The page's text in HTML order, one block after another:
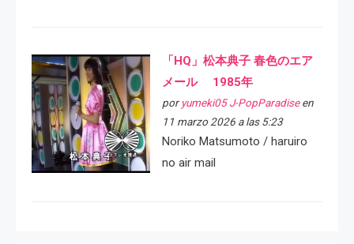
「HQ」松本典子 春色のエア
メール 1985年
por yumeki05 J-PopParadiseen
11 marzo 2026 a las 5:23
Noriko Matsumoto / haruiro
no air mail